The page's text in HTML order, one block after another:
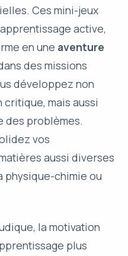
Ces mini-jeux
active,
en une aventure
des missions
développez non
mais aussi
des problèmes.
vos
aussi diverses
physique-chimie ou
la motivation
plus